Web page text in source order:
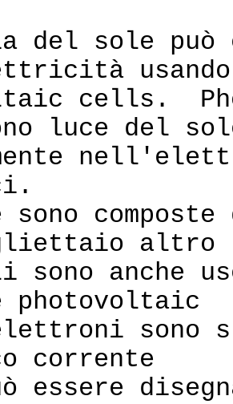
del sole può
usando
cells.
luce del
sono
altro
sono anche
photovoltaic
sono
corrente
essere